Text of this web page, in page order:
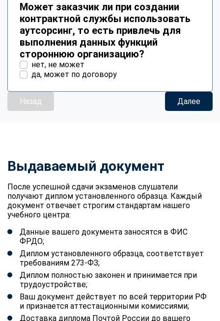
Может заказчик ли при создании
контрактной службы использовать
аутсорсинг, то есть привлечь для
выполнения данных функций
стороннюю организацию?
нет, не может
да, может по договору
Назад Далее
Выдаваемый документ
После успешной сдачи экзаменов слушатели
получают диплом установленного образца. Каждый
документ отвечает строгим стандартам нашего
учебного центра:
Данные вашего документа заносятся в ФИС
ФРДО;
Диплом установленного образца, соответствует
требованиям 273-ФЗ;
Диплом полностью законен и принимается при
трудоустройстве;
Ваш документ действует по всей территории РФ
и признается аттестационными комиссиями;
Доставка диплома Почтой России до вашего